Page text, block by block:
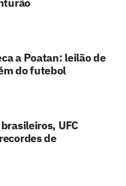
a Poatan: leilão de
do futebol
UFC
de